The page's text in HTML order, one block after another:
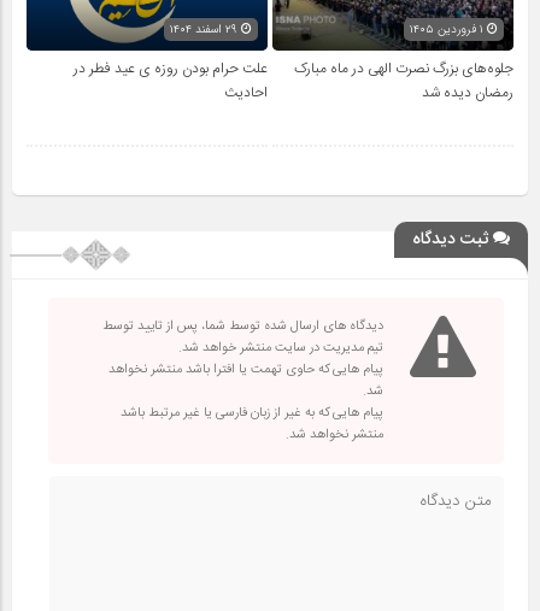
جلوه‌های بزرگ نصرت الهی در ماه مبارک
رمضان دیده شد
علت حرام بودن روزه ی عید فطر در
احادیث
ثبت دیدگاه
دیدگاه های ارسال شده توسط شما، پس از تایید توسط
تیم مدیریت در سایت منتشر خواهد شد.
پیام هایی که حاوی تهمت یا افترا باشد منتشر نخواهد
شد.
پیام هایی که به غیر از زبان فارسی یا غیر مرتبط باشد
منتشر نخواهد شد.